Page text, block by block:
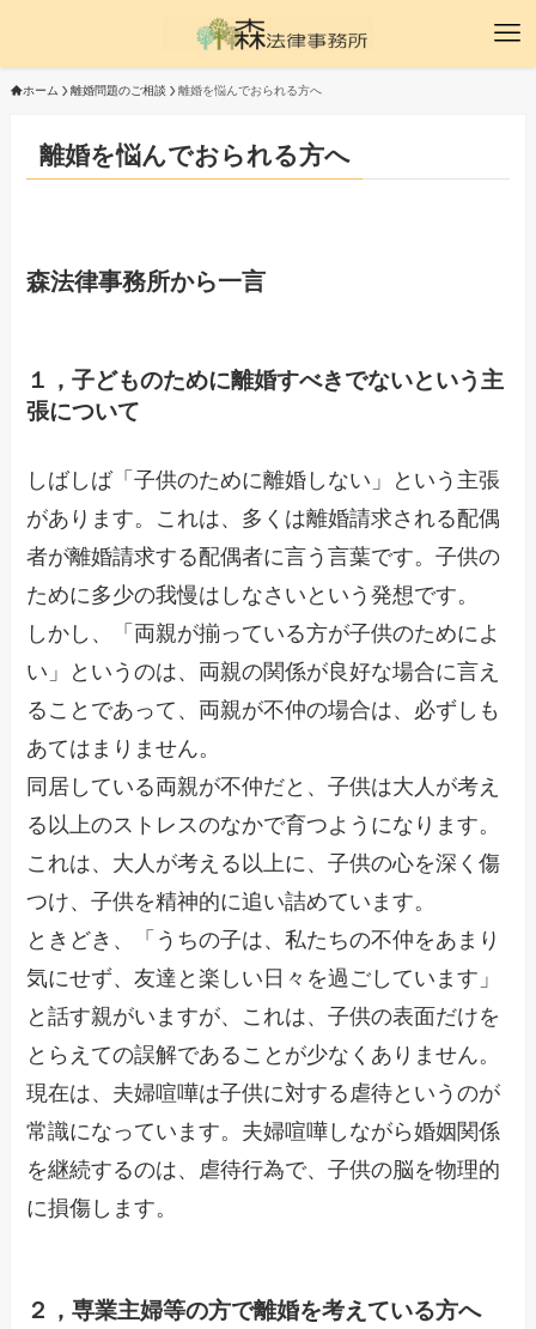
ホーム 離婚問題のご相談 離婚を悩んでおられる方へ
離婚を悩んでおられる方へ
森法律事務所から一言
１，子どものために離婚すべきでないという主
張について
しばしば「子供のために離婚しない」という主張
があります。これは、多くは離婚請求される配偶
者が離婚請求する配偶者に言う言葉です。子供の
ために多少の我慢はしなさいという発想です。
しかし、「両親が揃っている方が子供のためによ
い」というのは、両親の関係が良好な場合に言え
ることであって、両親が不仲の場合は、必ずしも
あてはまりません。
同居している両親が不仲だと、子供は大人が考え
る以上のストレスのなかで育つようになります。
これは、大人が考える以上に、子供の心を深く傷
つけ、子供を精神的に追い詰めています。
ときどき、「うちの子は、私たちの不仲をあまり
気にせず、友達と楽しい日々を過ごしています」
と話す親がいますが、これは、子供の表面だけを
とらえての誤解であることが少なくありません。
現在は、夫婦喧嘩は子供に対する虐待というのが
常識になっています。夫婦喧嘩しながら婚姻関係
を継続するのは、虐待行為で、子供の脳を物理的
に損傷します。
２，専業主婦等の方で離婚を考えている方へ